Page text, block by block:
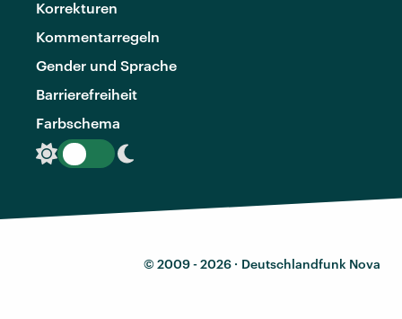
Korrekturen
Kommentarregeln
Gender und Sprache
Barrierefreiheit
Farbschema
© 2009 - 2026 · Deutschlandfunk Nova